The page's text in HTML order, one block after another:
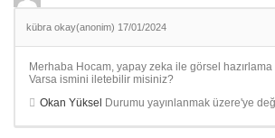
kübra okay(anonim) 17/01/2024
Merhaba Hocam, yapay zeka ile görsel hazırlama
Varsa ismini iletebilir misiniz?
Okan Yüksel
Durumu yayınlanmak üzere'ye